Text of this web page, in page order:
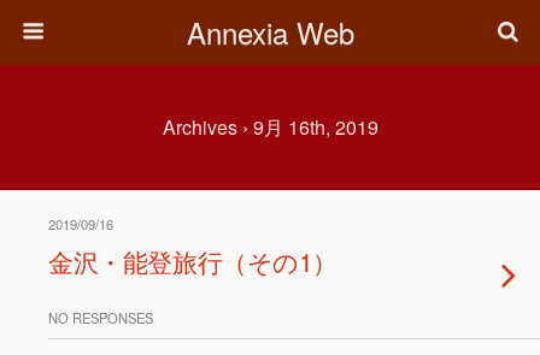
Annexia Web
Archives › 9月 16th, 2019
2019/09/16
金沢・能登旅行（その1）
NO RESPONSES